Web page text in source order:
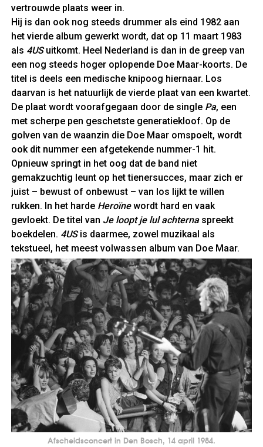
vertrouwde plaats weer in.
Hij is dan ook nog steeds drummer als eind 1982 aan
het vierde album gewerkt wordt, dat op 11 maart 1983
als 4USuitkomt. Heel Nederland is dan in de greep van
een nog steeds hoger oplopende Doe Maar-koorts. De
titel is deels een medische knipoog hiernaar. Los
daarvan is het natuurlijk de vierde plaat van een kwartet.
De plaat wordt voorafgegaan door de single Pa, een
met scherpe pen geschetste generatiekloof. Op de
golven van de waanzin die Doe Maar omspoelt, wordt
ook dit nummer een afgetekende nummer-1 hit.
Opnieuw springt in het oog dat de band niet
gemakzuchtig leunt op het tienersucces, maar zich er
juist – bewust of onbewust – van los lijkt te willen
rukken. In het harde Heroïnewordt hard en vaak
gevloekt. De titel van Je loopt je lul achternaspreekt
boekdelen. 4USis daarmee, zowel muzikaal als
tekstueel, het meest volwassen album van Doe Maar.
Afscheidsconcert in Den Bosch, 14 april 1984.